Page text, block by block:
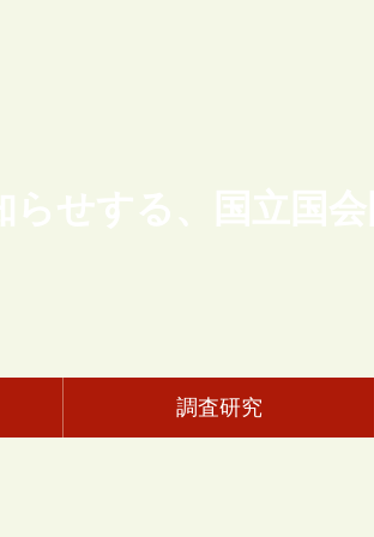
せする、国立国
調査研究